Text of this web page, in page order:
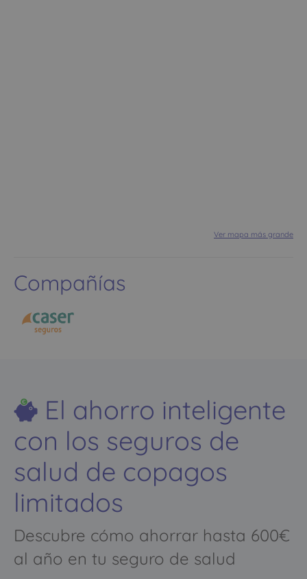
Ver mapa más grande
Compañías
El ahorro inteligente
con los seguros de
salud de copagos
limitados
Descubre cómo ahorrar hasta 600€
al año en tu seguro de salud